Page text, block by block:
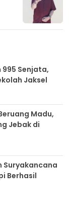
995 Senjata,
Jaksel
Madu,
Jebak di
Suryakancana
Berhasil